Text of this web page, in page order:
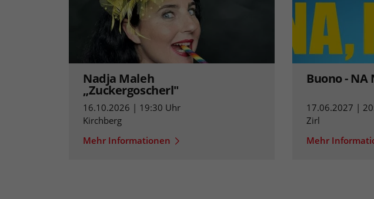
Nadja Maleh
„Zuckergoscherl"
16.10.2026 | 19:30 Uhr
Kirchberg
Mehr Informationen
Buono - NA
17.06.2027 |
Zirl
Mehr